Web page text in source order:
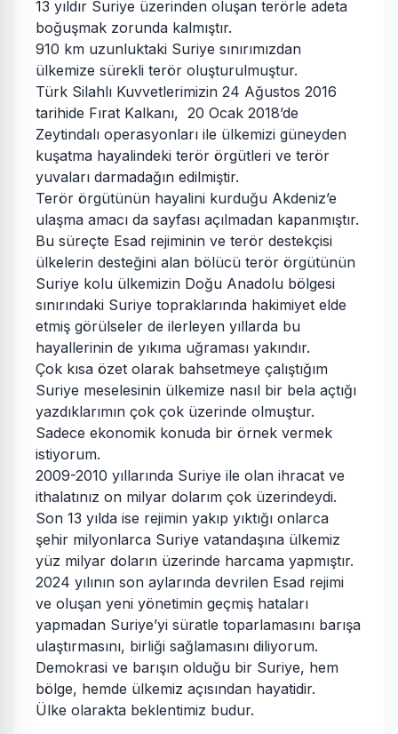
13 yıldır Suriye üzerinden oluşan terörle adeta
boğuşmak zorunda kalmıştır.
910 km uzunluktaki Suriye sınırımızdan
ülkemize sürekli terör oluşturulmuştur.
Türk Silahlı Kuvvetlerimizin 24 Ağustos 2016
tarihide Fırat Kalkanı, 20 Ocak 2018’de
Zeytindalı operasyonları ile ülkemizi güneyden
kuşatma hayalindeki terör örgütleri ve terör
yuvaları darmadağın edilmiştir.
Terör örgütünün hayalini kurduğu Akdeniz’e
ulaşma amacı da sayfası açılmadan kapanmıştır.
Bu süreçte Esad rejiminin ve terör destekçisi
ülkelerin desteğini alan bölücü terör örgütünün
Suriye kolu ülkemizin Doğu Anadolu bölgesi
sınırındaki Suriye topraklarında hakimiyet elde
etmiş görülseler de ilerleyen yıllarda bu
hayallerinin de yıkıma uğraması yakındır.
Çok kısa özet olarak bahsetmeye çalıştığım
Suriye meselesinin ülkemize nasıl bir bela açtığı
yazdıklarımın çok çok üzerinde olmuştur.
Sadece ekonomik konuda bir örnek vermek
istiyorum.
2009-2010 yıllarında Suriye ile olan ihracat ve
ithalatınız on milyar dolarım çok üzerindeydi.
Son 13 yılda ise rejimin yakıp yıktığı onlarca
şehir milyonlarca Suriye vatandaşına ülkemiz
yüz milyar doların üzerinde harcama yapmıştır.
2024 yılının son aylarında devrilen Esad rejimi
ve oluşan yeni yönetimin geçmiş hataları
yapmadan Suriye’yi süratle toparlamasını barışa
ulaştırmasını, birliği sağlamasını diliyorum.
Demokrasi ve barışın olduğu bir Suriye, hem
bölge, hemde ülkemiz açısından hayatidir.
Ülke olarakta beklentimiz budur.